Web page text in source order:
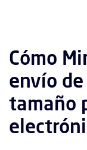
Cómo
envío
tamaño